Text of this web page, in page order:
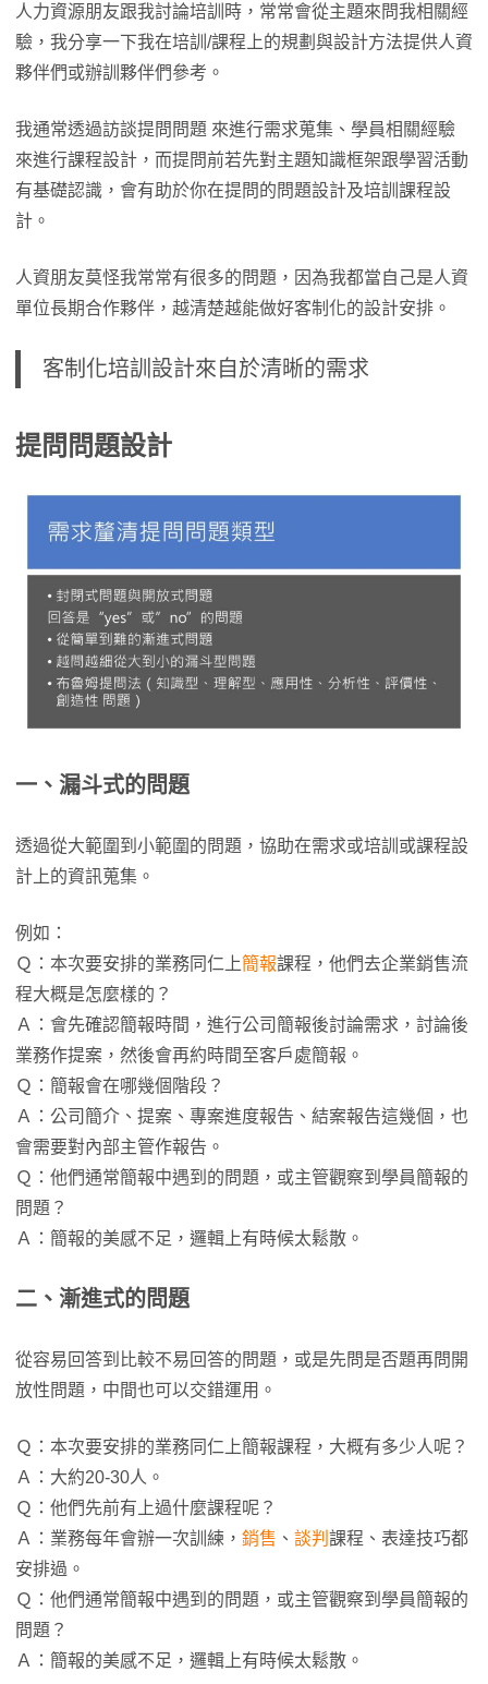
人力資源朋友跟我討論培訓時，常常會從主題來問我相關經
驗，我分享一下我在培訓/課程上的規劃與設計方法提供人資
夥伴們或辦訓夥伴們參考。
我通常透過訪談提問問題 來進行需求蒐集、學員相關經驗
來進行課程設計，而提問前若先對主題知識框架跟學習活動
有基礎認識，會有助於你在提問的問題設計及培訓課程設
計。
人資朋友莫怪我常常有很多的問題，因為我都當自己是人資
單位長期合作夥伴，越清楚越能做好客制化的設計安排。
客制化培訓設計來自於清晰的需求
提問問題設計
一、漏斗式的問題
透過從大範圍到小範圍的問題，協助在需求或培訓或課程設
計上的資訊蒐集。
例如：
Ｑ：本次要安排的業務同仁上簡報課程，他們去企業銷售流
程大概是怎麼樣的？
Ａ：會先確認簡報時間，進行公司簡報後討論需求，討論後
業務作提案，然後會再約時間至客戶處簡報。
Ｑ：簡報會在哪幾個階段？
Ａ：公司簡介、提案、專案進度報告、結案報告這幾個，也
會需要對內部主管作報告。
Ｑ：他們通常簡報中遇到的問題，或主管觀察到學員簡報的
問題？
Ａ：簡報的美感不足，邏輯上有時候太鬆散。
二、漸進式的問題
從容易回答到比較不易回答的問題，或是先問是否題再問開
放性問題，中間也可以交錯運用。
Ｑ：本次要安排的業務同仁上簡報課程，大概有多少人呢？
Ａ：大約20-30人。
Ｑ：他們先前有上過什麼課程呢？
Ａ：業務每年會辦一次訓練， 銷售 、 談判 課程、表達技巧都
安排過。
Ｑ：他們通常簡報中遇到的問題，或主管觀察到學員簡報的
問題？
Ａ：簡報的美感不足，邏輯上有時候太鬆散。